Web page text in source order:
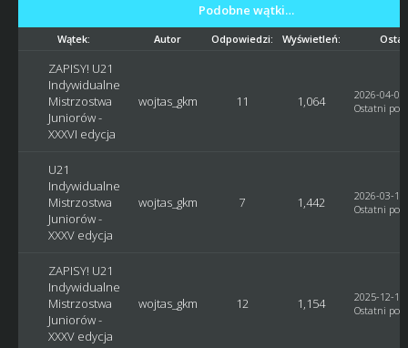
Podobne wątki…
Wątek: Autor Odpowiedzi: Wyświetleń:
ZAPISY! U21
Indywidualne
Mistrzostwa
Juniorów -
XXXVI edycja
wojtas_gkm 11 1,064
2026-04-
Ostatni post
U21
Indywidualne
Mistrzostwa
Juniorów -
XXXV edycja
wojtas_gkm 7 1,442
2026-03-
Ostatni post
ZAPISY! U21
Indywidualne
Mistrzostwa
Juniorów -
XXXV edycja
wojtas_gkm 12 1,154
2025-12-
Ostatni post